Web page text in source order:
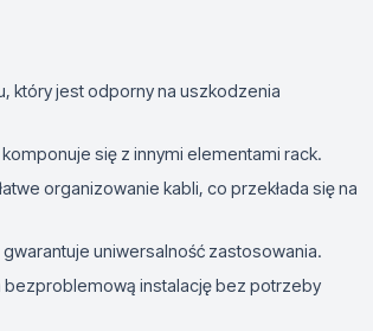
który jest odporny na uszkodzenia
się z innymi elementami rack.
organizowanie kabli, co przekłada się na
uniwersalność zastosowania.
instalację bez potrzeby